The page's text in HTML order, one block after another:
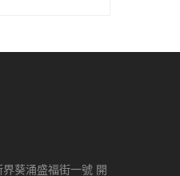
葵涌盛福街一號 開